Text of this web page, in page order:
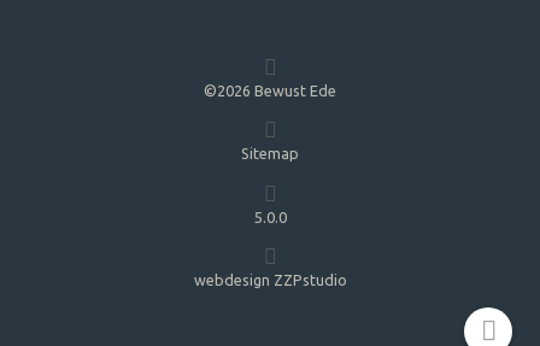
©2026 Bewust Ede
Sitemap
5.0.0
webdesign ZZPstudio